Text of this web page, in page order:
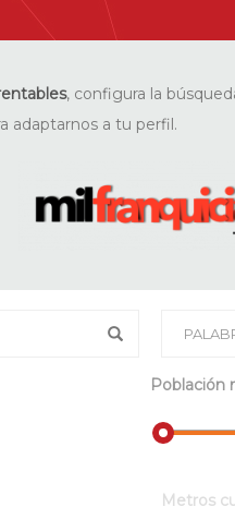
, configura la
adaptarnos a tu perfil.
Población
Metros